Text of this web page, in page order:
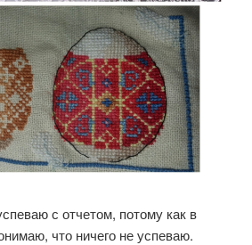
с отчетом, потому как в
что ничего не успеваю.